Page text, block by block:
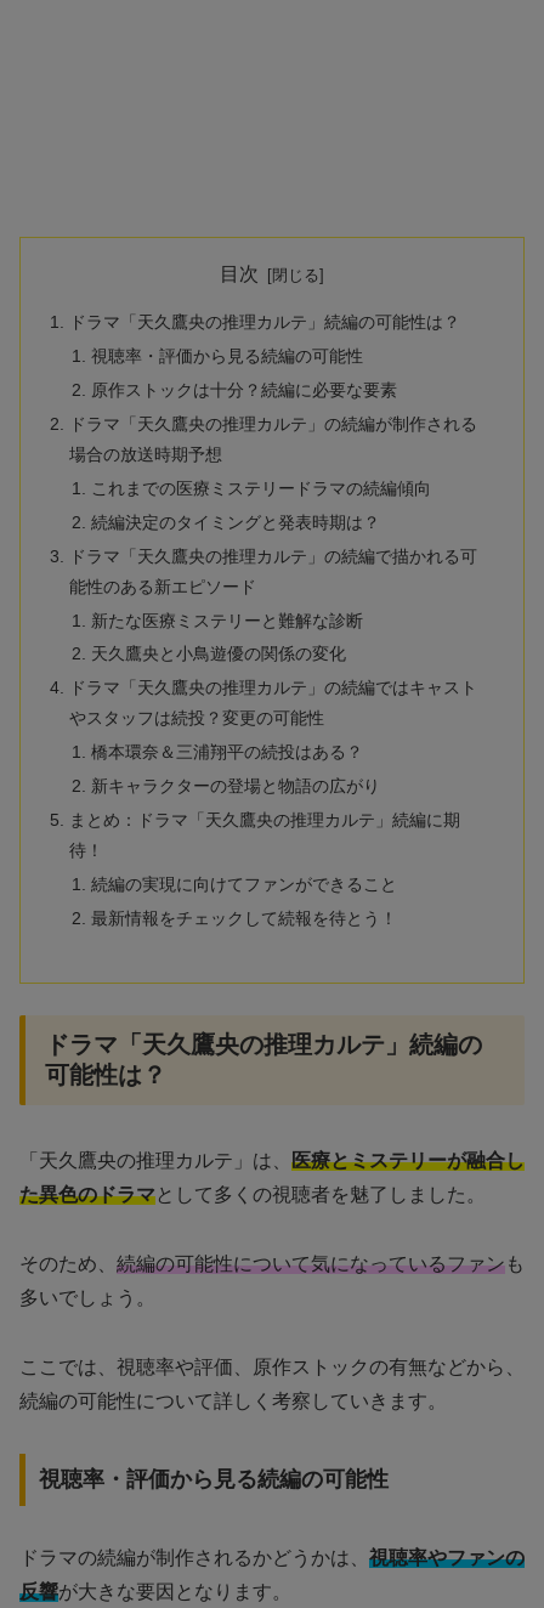
目次
ドラマ「天久鷹央の推理カルテ」続編の可能性は？
視聴率・評価から見る続編の可能性
原作ストックは十分？続編に必要な要素
ドラマ「天久鷹央の推理カルテ」の続編が制作される
場合の放送時期予想
これまでの医療ミステリードラマの続編傾向
続編決定のタイミングと発表時期は？
ドラマ「天久鷹央の推理カルテ」の続編で描かれる可
能性のある新エピソード
新たな医療ミステリーと難解な診断
天久鷹央と小鳥遊優の関係の変化
ドラマ「天久鷹央の推理カルテ」の続編ではキャスト
やスタッフは続投？変更の可能性
橋本環奈＆三浦翔平の続投はある？
新キャラクターの登場と物語の広がり
まとめ：ドラマ「天久鷹央の推理カルテ」続編に期
待！
続編の実現に向けてファンができること
最新情報をチェックして続報を待とう！
ドラマ「天久鷹央の推理カルテ」続編の
可能性は？
「天久鷹央の推理カルテ」は、 医療とミステリーが融合し
た異色のドラマとして多くの視聴者を魅了しました。
そのため、 続編の可能性について気になっているファンも
多いでしょう。
ここでは、視聴率や評価、原作ストックの有無などから、
続編の可能性について詳しく考察していきます。
視聴率・評価から見る続編の可能性
ドラマの続編が制作されるかどうかは、 視聴率やファンの
反響が大きな要因となります。